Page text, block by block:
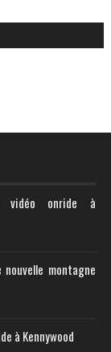
vidéo onride à
montagne
à Kennywood